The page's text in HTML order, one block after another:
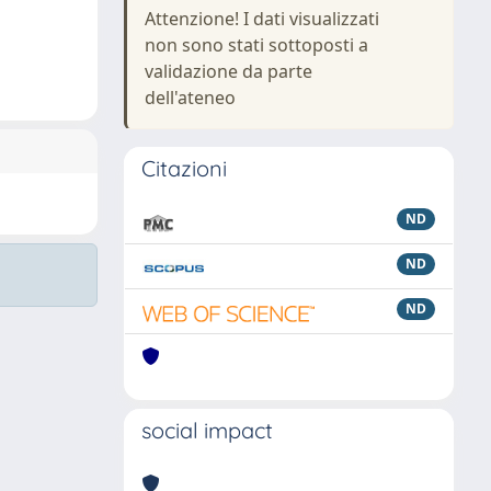
Attenzione! I dati visualizzati
non sono stati sottoposti a
validazione da parte
dell'ateneo
Citazioni
ND
ND
ND
social impact